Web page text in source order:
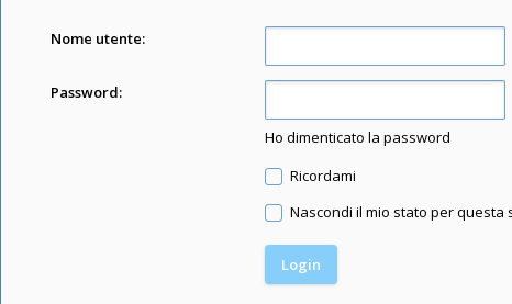
Nome utente:
Password:
Ho dimenticato la password
Ricordami
Nascondi il mio stato per questa